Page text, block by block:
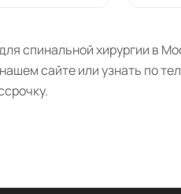
спинальной хирургии в
сайте или узнать по